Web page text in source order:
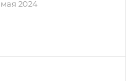
мая 2024